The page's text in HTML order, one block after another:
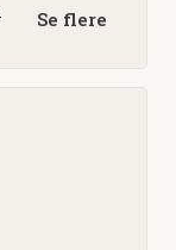
Se flere